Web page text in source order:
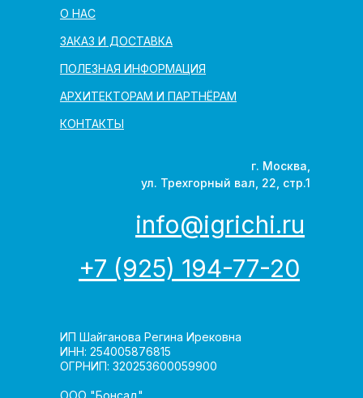
АРХИТЕКТОРАМ И ПАРТНЁРАМ
КОНТАКТЫ
ПОЛЕЗНАЯ ИНФОРМАЦИЯ
ЗАКАЗ И ДОСТАВКА
О НАС
г. Москва,
ул. Трехгорный вал, 22, стр.1
ИП Шайганова Регина Ирековна
ИНН: 254005876815
ОГРНИП: 320253600059900
ООО "Бонсад"
+7 (925) 194-77-20
info@igrichi.ru